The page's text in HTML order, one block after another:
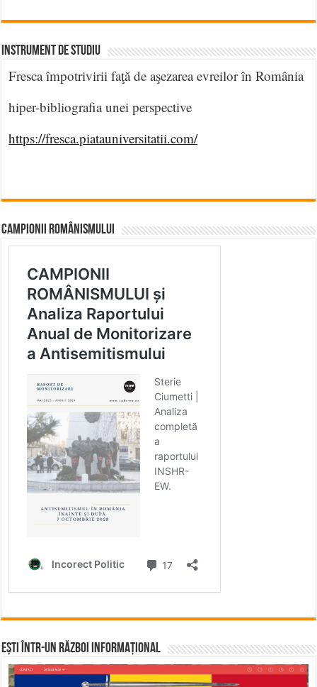
INSTRUMENT DE STUDIU
Fresca împotrivirii faţă de aşezarea evreilor în România
hiper-bibliografia unei perspective
https://fresca.piatauniversitatii.com/
CAMPIONII ROMÂNISMULUI
Ești într-un RĂZBOI INFORMAȚIONAL